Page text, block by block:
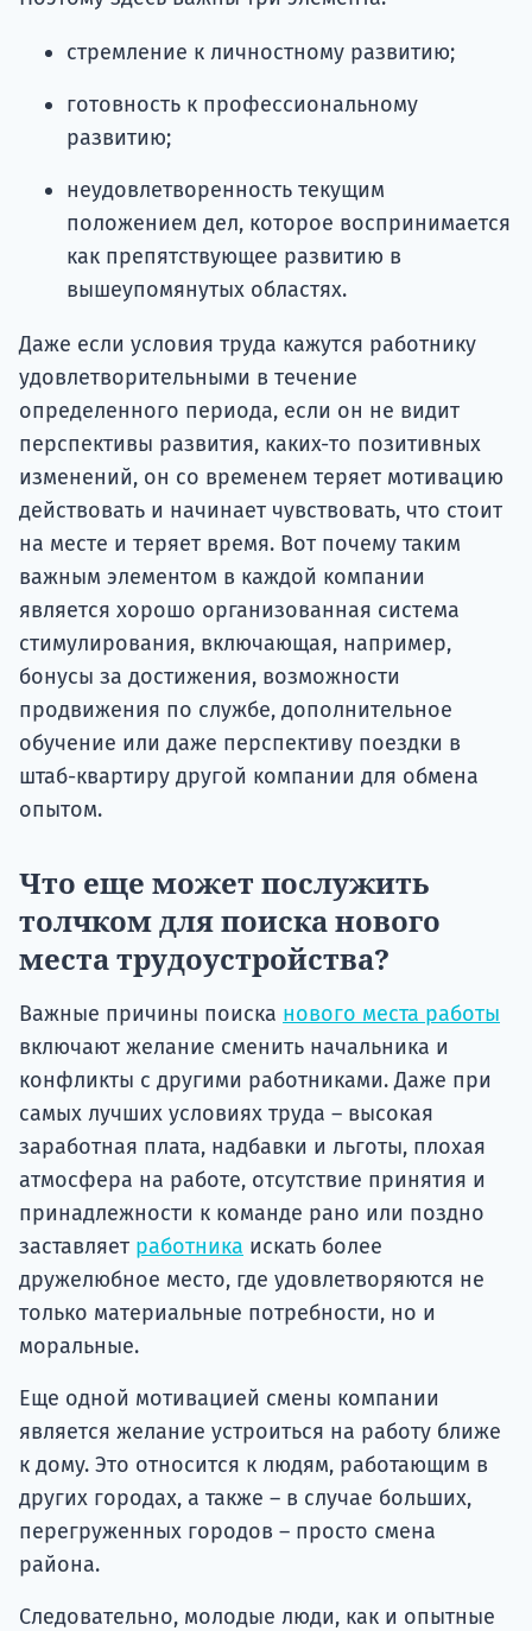
стремление к личностному развитию;
готовность к профессиональному
развитию;
неудовлетворенность текущим
положением дел, которое воспринимается
как препятствующее развитию в
вышеупомянутых областях.
Даже если условия труда кажутся работнику
удовлетворительными в течение
определенного периода, если он не видит
перспективы развития, каких-то позитивных
изменений, он со временем теряет мотивацию
действовать и начинает чувствовать, что стоит
на месте и теряет время. Вот почему таким
важным элементом в каждой компании
является хорошо организованная система
стимулирования, включающая, например,
бонусы за достижения, возможности
продвижения по службе, дополнительное
обучение или даже перспективу поездки в
штаб-квартиру другой компании для обмена
опытом.
Что еще может послужить
толчком для поиска нового
места трудоустройства?
Важные причины поиска нового места работы
включают желание сменить начальника и
конфликты с другими работниками. Даже при
самых лучших условиях труда – высокая
заработная плата, надбавки и льготы, плохая
атмосфера на работе, отсутствие принятия и
принадлежности к команде рано или поздно
заставляет работника искать более
дружелюбное место, где удовлетворяются не
только материальные потребности, но и
моральные.
Еще одной мотивацией смены компании
является желание устроиться на работу ближе
к дому. Это относится к людям, работающим в
других городах, а также – в случае больших,
перегруженных городов – просто смена
района.
Следовательно, молодые люди, как и опытные